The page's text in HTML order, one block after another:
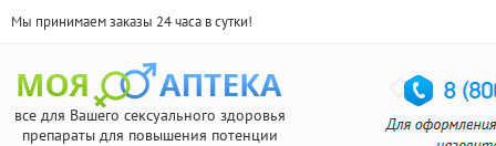
Мы принимаем заказы 24 часа в сутки!
все для Вашего сексуального здоровья
препараты для повышения потенции